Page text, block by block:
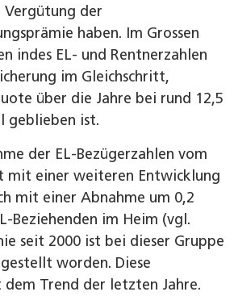
Vergütung der
haben. Im Grossen
indes EL- und Rentnerzahlen
im Gleichschritt,
über die Jahre bei rund 12,5
geblieben ist.
der EL-Bezügerzahlen vom
mit einer weiteren Entwicklung
mit einer Abnahme um 0,2
Beziehenden im Heim (vgl.
seit 2000 ist bei dieser Gruppe
worden. Diese
Trend der letzten Jahre.